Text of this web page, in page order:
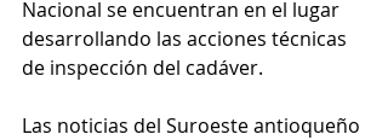
Nacional se encuentran en el lugar
desarrollando las acciones técnicas
de inspección del cadáver.
Las noticias del Suroeste antioqueño